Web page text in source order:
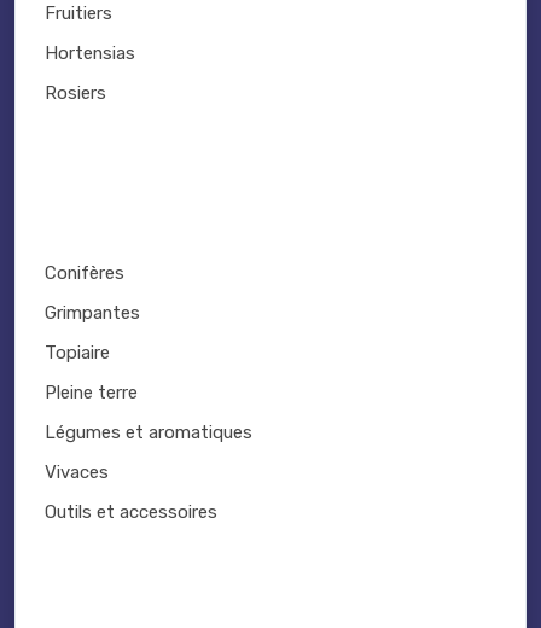
Fruitiers
Hortensias
Rosiers
Conifères
Grimpantes
Topiaire
Pleine terre
Légumes et aromatiques
Vivaces
Outils et accessoires